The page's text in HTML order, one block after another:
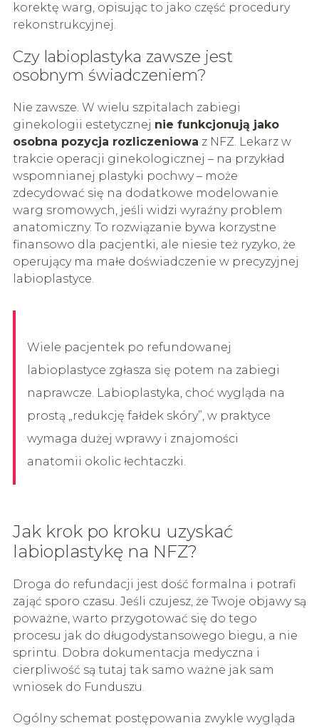
korektę warg, opisując to jako część procedury
rekonstrukcyjnej.
Czy labioplastyka zawsze jest
osobnym świadczeniem?
Nie zawsze. W wielu szpitalach zabiegi
ginekologii estetycznej nie funkcjonują jako
osobna pozycja rozliczeniowa z NFZ. Lekarz w
trakcie operacji ginekologicznej – na przykład
wspomnianej plastyki pochwy – może
zdecydować się na dodatkowe modelowanie
warg sromowych, jeśli widzi wyraźny problem
anatomiczny. To rozwiązanie bywa korzystne
finansowo dla pacjentki, ale niesie też ryzyko, że
operujący ma małe doświadczenie w precyzyjnej
labioplastyce.
Wiele pacjentek po refundowanej
labioplastyce zgłasza się potem na zabiegi
naprawcze. Labioplastyka, choć wygląda na
prostą „redukcję fałdek skóry”, w praktyce
wymaga dużej wprawy i znajomości
anatomii okolic łechtaczki.
Jak krok po kroku uzyskać
labioplastykę na NFZ?
Droga do refundacji jest dość formalna i potrafi
zająć sporo czasu. Jeśli czujesz, że Twoje objawy są
poważne, warto przygotować się do tego
procesu jak do długodystansowego biegu, a nie
sprintu. Dobra dokumentacja medyczna i
cierpliwość są tutaj tak samo ważne jak sam
wniosek do Funduszu.
Ogólny schemat postępowania zwykle wygląda